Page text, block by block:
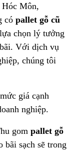
Hóc Môn,
có pallet gỗ cũ
chọn lý tưởng
Với dịch vụ
chúng tôi
giá cạnh
nghiệp.
gom pallet gỗ
bãi sạch sẽ trong